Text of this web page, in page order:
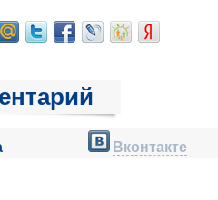
Вконтакте